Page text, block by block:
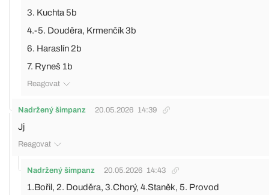
3. Kuchta 5b
4.-5. Douděra, Krmenčík 3b
6. Haraslín 2b
7. Ryneš 1b
Reagovat
Nadržený šimpanz 20.05.2026 14:39
Jj
Reagovat
Nadržený šimpanz 20.05.2026 14:43
1.Bořil, 2. Douděra, 3.Chorý, 4.Staněk, 5. Provod